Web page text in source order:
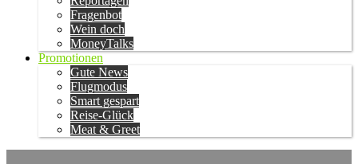
Fragenbot
Wein doch
MoneyTalks
Promotionen
Gute News
Flugmodus
Smart gespart
Reise-Glück
Meat & Greet